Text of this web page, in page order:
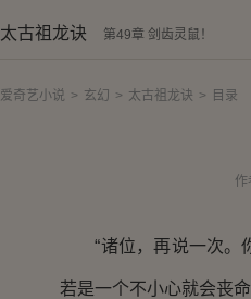
太古祖龙诀 第49章 剑齿灵鼠！
爱奇艺小说 > 玄幻 > 太古祖龙诀 > 目录
作
“诸位，再说一次。你
若是一个不小心就会丧命